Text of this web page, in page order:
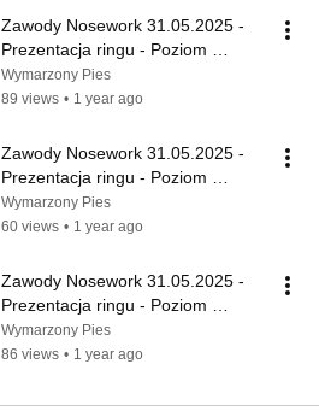
Zawody Nosework 31.05.2025 -
Prezentacja ringu - Poziom
zaawansowany, Ring 1
Wymarzony Pies
89 views • 1 year ago
Zawody Nosework 31.05.2025 -
Prezentacja ringu - Poziom
zaawansowany, Ring 2
Wymarzony Pies
60 views • 1 year ago
Zawody Nosework 31.05.2025 -
Prezentacja ringu - Poziom
zaawansowany, Ring 3
Wymarzony Pies
86 views • 1 year ago